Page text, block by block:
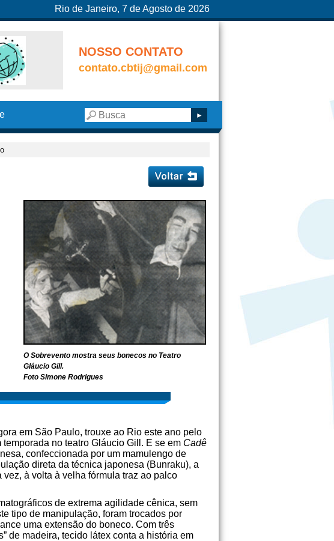
Rio de Janeiro, 7 de Agosto de 2026
NOSSO CONTATO
contato.cbtij@gmail.com
O Sobrevento mostra seus bonecos no Teatro
Gláucio Gill.
Foto Simone Rodrigues
em São Paulo, trouxe ao Rio este ano pelo
temporada no teatro Gláucio Gill. E se em Cadê
confeccionada por um mamulengo de
direta da técnica japonesa (Bunraku), a
à volta à velha fórmula traz ao palco
de extrema agilidade cênica, sem
tipo de manipulação, foram trocados por
uma extensão do boneco. Com três
de madeira, tecido látex conta a história em